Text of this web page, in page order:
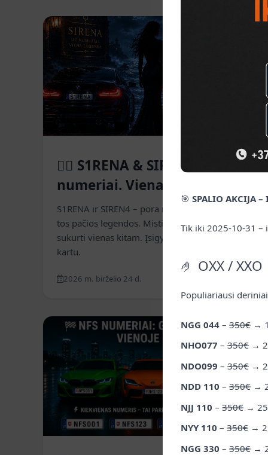
🧜‍♀️ S1RENA & SIREN4 – Du
numeriai. Viena legenda.
S1RENA ir SIREN4 – pora numerių, gimusių iš
tos pačios legendos. Mistiški, charizmatiški ir
sukurti vienas kitam. Įsigykite atskirai arba abu
kartu.
2026 m. birželio 24 d.
🎯 SPALIO AKCIJA
Tik iki 2025-10-31 –
🤌 OXX / XXO
Populiariausi
NGG 044 – 350€ →
NHO077 – 350€ →
NDO099 – 350€ →
NDD 110 – 350€ →
NJJ 110 – 350€ →
NYY 110 – 350€ →
NGG 330 – 350€ →